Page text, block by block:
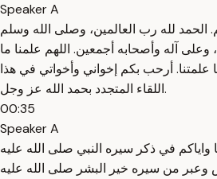
Speaker A
الحمد لله رب العالمين، وصلى الله وسلم
وعلى آله وأصحابه أجمعين. اللهم علمنا ما
علمتنا. أرحب بكم إخواني وأخواتي في هذا
اللقاء المتجدد بحمد الله عز وجل.
00:35
Speaker A
واياكم في ذكر سيره النبي صلى الله عليه
من سيره خير البشر صلى الله عليه